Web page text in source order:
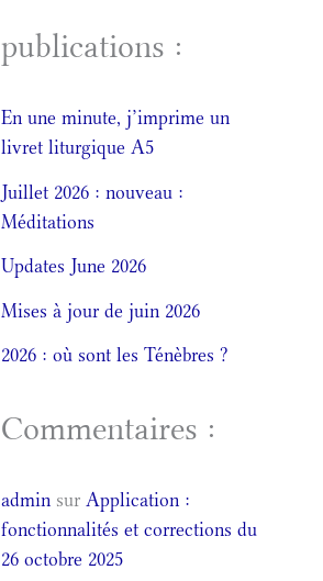
publications :
En une minute, j’imprime un
livret liturgique A5
Juillet 2026 : nouveau :
Méditations
Updates June 2026
Mises à jour de juin 2026
2026 : où sont les Ténèbres ?
Commentaires :
admin surApplication :
fonctionnalités et corrections du
26 octobre 2025